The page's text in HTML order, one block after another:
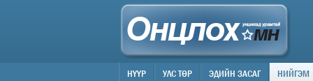
НҮҮР УЛС ТӨР ЭДИЙН ЗАСАГ
НИЙГЭМ